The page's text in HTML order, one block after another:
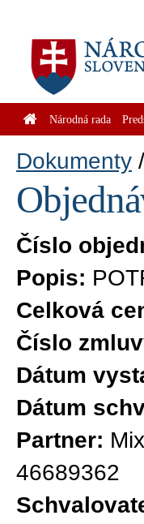
Národná rada
Dokumenty
Číslo
Popis:
Celková
Číslo
Dátum
Dátum
Partner:
46689362